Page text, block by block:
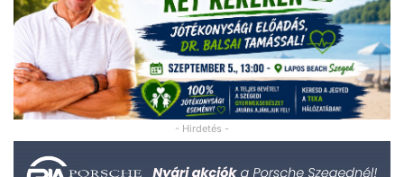
- Hirdetés -